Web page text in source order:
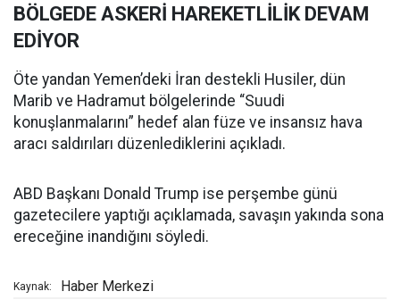
BÖLGEDE ASKERİ HAREKETLİLİK DEVAM
EDİYOR
Öte yandan Yemen’deki İran destekli Husiler, dün
Marib ve Hadramut bölgelerinde “Suudi
konuşlanmalarını” hedef alan füze ve insansız hava
aracı saldırıları düzenlediklerini açıkladı.
ABD Başkanı Donald Trump ise perşembe günü
gazetecilere yaptığı açıklamada, savaşın yakında sona
ereceğine inandığını söyledi.
Kaynak: Haber Merkezi